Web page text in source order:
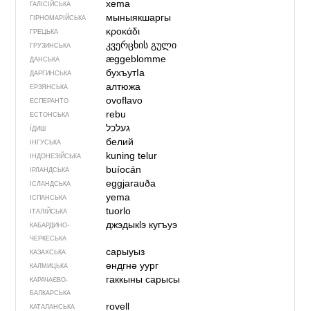
ГАЛІСІЙСЬКА xema
ГІРНОМАРІЙСЬКА мыныякшаргы
ГРЕЦЬКА κροκάδι
ГРУЗИНСЬКА კვერცხის გული
ДАНСЬКА æggeblomme
ДАРГИНСЬКА бухъутIа
ЕРЗЯНСЬКА алтюжа
ЕСПЕРАНТО ovoflavo
ЕСТОНСЬКА rebu
ЇДИШ
ІНГУСЬКА белий
ІНДОНЕЗІЙСЬКА kuning telur
ІРЛАНДСЬКА buíocán
ІСЛАНДСЬКА eggjarauða
ІСПАНСЬКА yema
ІТАЛІЙСЬКА tuorlo
КАБАРДИНО-
ЧЕРКЕСЬКА
джэдыкӏэ кугъуэ
КАЗАХСЬКА сарыуыз
КАЛМИЦЬКА өндгнә уург
КАРАЧАЄВО-
БАЛКАРСЬКА
гаккыны сарысы
КАТАЛАНСЬКА rovell